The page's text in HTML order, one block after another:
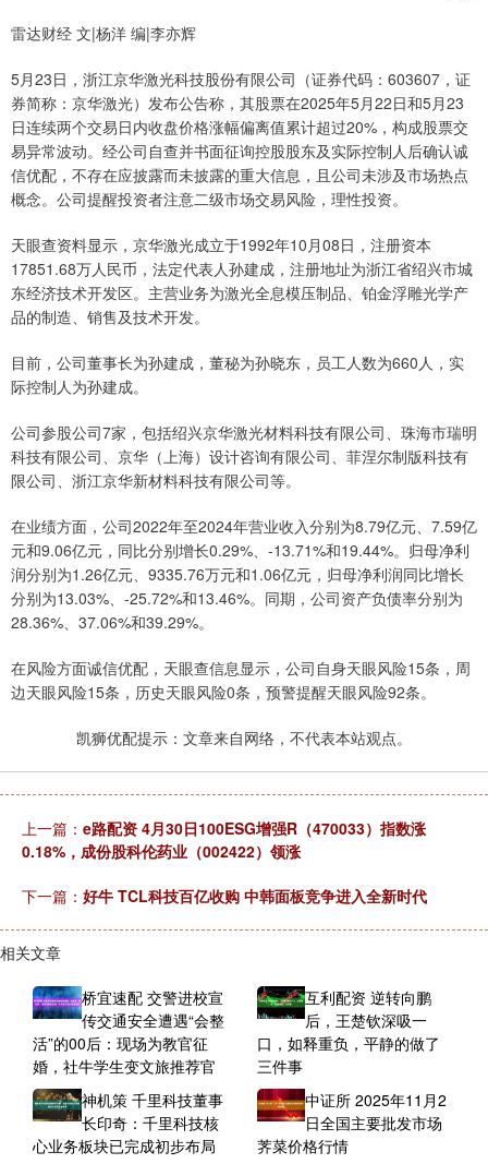
雷达财经 文|杨洋 编|李亦辉
5月23日，浙江京华激光科技股份有限公司（证券代码：603607，证
券简称：京华激光）发布公告称，其股票在2025年5月22日和5月23
日连续两个交易日内收盘价格涨幅偏离值累计超过20%，构成股票交
易异常波动。经公司自查并书面征询控股股东及实际控制人后确认诚
信优配，不存在应披露而未披露的重大信息，且公司未涉及市场热点
概念。公司提醒投资者注意二级市场交易风险，理性投资。
天眼查资料显示，京华激光成立于1992年10月08日，注册资本
17851.68万人民币，法定代表人孙建成，注册地址为浙江省绍兴市城
东经济技术开发区。主营业务为激光全息模压制品、铂金浮雕光学产
品的制造、销售及技术开发。
目前，公司董事长为孙建成，董秘为孙晓东，员工人数为660人，实
际控制人为孙建成。
公司参股公司7家，包括绍兴京华激光材料科技有限公司、珠海市瑞明
科技有限公司、京华（上海）设计咨询有限公司、菲涅尔制版科技有
限公司、浙江京华新材料科技有限公司等。
在业绩方面，公司2022年至2024年营业收入分别为8.79亿元、7.59亿
元和9.06亿元，同比分别增长0.29%、-13.71%和19.44%。归母净利
润分别为1.26亿元、9335.76万元和1.06亿元，归母净利润同比增长
分别为13.03%、-25.72%和13.46%。同期，公司资产负债率分别为
28.36%、37.06%和39.29%。
在风险方面诚信优配，天眼查信息显示，公司自身天眼风险15条，周
边天眼风险15条，历史天眼风险0条，预警提醒天眼风险92条。
凯狮优配提示：文章来自网络，不代表本站观点。
上一篇： e路配资 4月30日100ESG增强R（470033）指数涨
0.18%，成份股科伦药业（002422）领涨
下一篇： 好牛 TCL科技百亿收购 中韩面板竞争进入全新时代
相关文章
桥宜速配 交警进校宣
传交通安全遭遇“会整
活”的00后：现场为教官征
婚，社牛学生变文旅推荐官
互利配资 逆转向鹏
后，王楚钦深吸一
口，如释重负，平静的做了
三件事
神机策 千里科技董事
长印奇：千里科技核
心业务板块已完成初步布局
中证所 2025年11月2
日全国主要批发市场
荠菜价格行情